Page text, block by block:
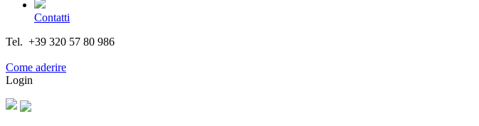
Contatti
Tel. +39 320 57 80 986
Come aderire
Login